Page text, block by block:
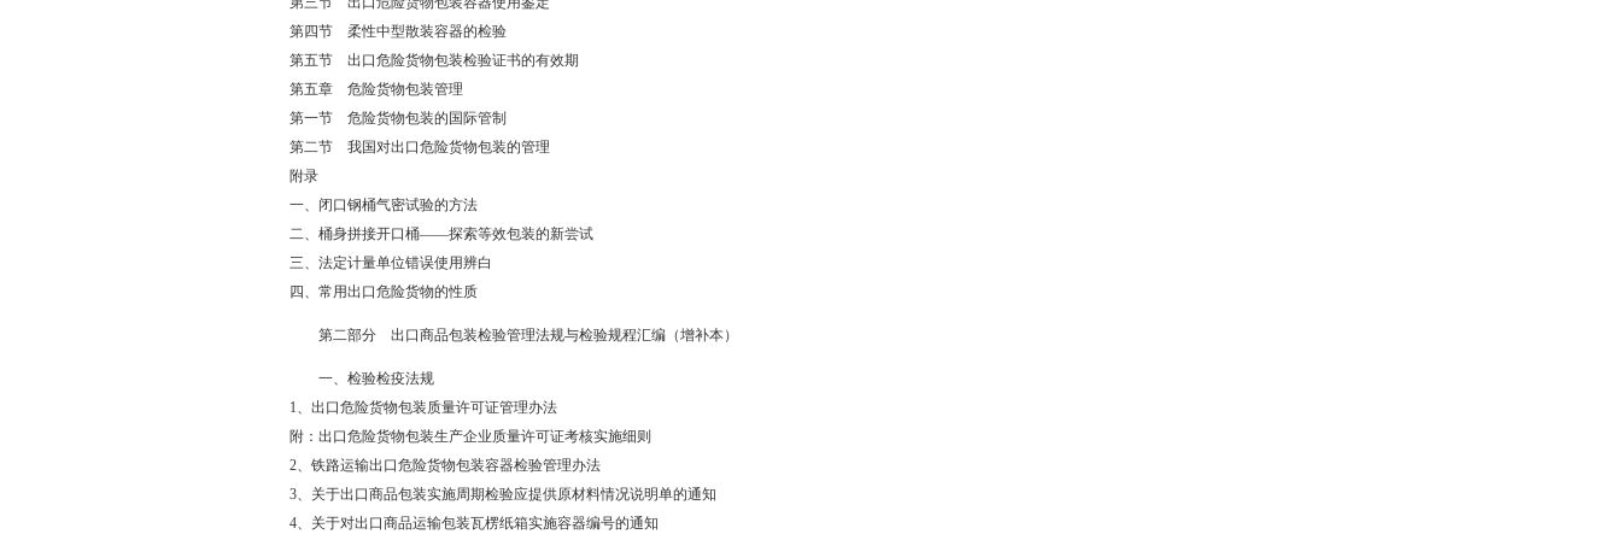
第四节 柔性中型散装容器的检验
第五节 出口危险货物包装检验证书的有效期
第五章 危险货物包装管理
第一节 危险货物包装的国际管制
第二节 我国对出口危险货物包装的管理
附录
一、闭口钢桶气密试验的方法
二、桶身拼接开口桶——探索等效包装的新尝试
三、法定计量单位错误使用辨白
四、常用出口危险货物的性质
第二部分 出口商品包装检验管理法规与检验规程汇编（增补本）
一、检验检疫法规
1、出口危险货物包装质量许可证管理办法
附：出口危险货物包装生产企业质量许可证考核实施细则
2、铁路运输出口危险货物包装容器检验管理办法
3、关于出口商品包装实施周期检验应提供原材料情况说明单的通知
4、关于对出口商品运输包装瓦楞纸箱实施容器编号的通知